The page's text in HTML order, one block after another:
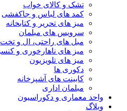
تشک و کالای خواب
کمد های لباس و جاکفشی
میز های تحریر و کتابخانه
سرویس های مبلمان
مبل های راحتی، ال و
میز های ناهارخوری و
میز های تلویزیون
دکوری ها
کابینت های آشپزخانه
مبلمان اداری
واحد معماری و دکوراسیون
وبلاگ